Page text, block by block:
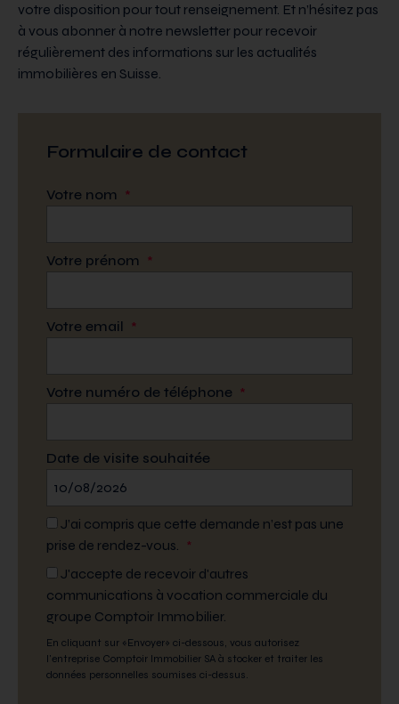
votre disposition pour tout renseignement. Et n’hésitez pas
à vous abonner à notre newsletter pour recevoir
régulièrement des informations sur les actualités
immobilières en Suisse.
Formulaire de contact
Votre nom *
Votre prénom *
Votre email *
Votre numéro de téléphone *
Date de visite souhaitée
J’ai compris que cette demande n’est pas une
prise de rendez-vous. *
J'accepte de recevoir d'autres
communications à vocation commerciale du
groupe Comptoir Immobilier.
En cliquant sur «Envoyer» ci-dessous, vous autorisez
l'entreprise Comptoir Immobilier SA à stocker et traiter les
données personnelles soumises ci-dessus.